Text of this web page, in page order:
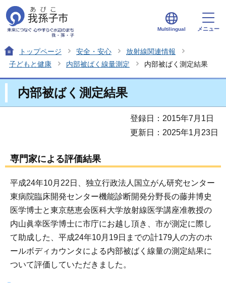
Multilingual メニュー
トップページ 安全・安心
放射線関連情報
子どもと健康
内部被ばく線量測定 内部被ばく測定結果
内部被ばく測定結果
登録日：2015年7月1日
更新日：2025年1月23日
専門家による評価結果
平成24年10月22日、独立行政法人国立がん研究センター
東病院臨床開発センター機能診断開発分野長の藤井博史
医学博士と東京慈恵会医科大学放射線医学講座准教授の
内山眞幸医学博士に市庁にお越し頂き、市が測定に際し
て助成した、平成24年10月19日までの計179人の方のホ
ールボディカウンタによる内部被ばく線量の測定結果に
ついて評価していただきました。